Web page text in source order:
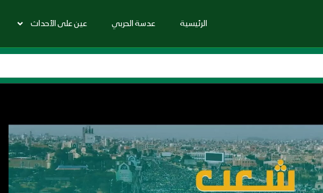
الرئيسية عدسة الحربي عين على الأحداث